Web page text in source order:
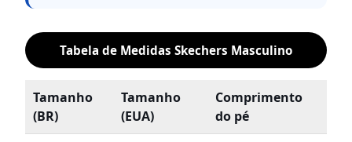
Tabela de Medidas Skechers Masculino
Tamanho
(BR)
Tamanho
(EUA)
Comprimento
do pé